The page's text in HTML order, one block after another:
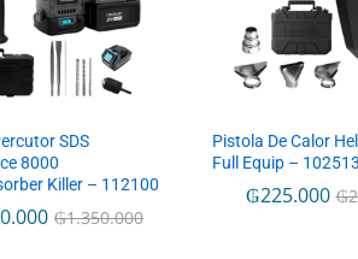
SDS
8000
Killer – 112100
₲1.350.000
Pistola De Calor
Full Equip – 102513
₲225.000 ₲